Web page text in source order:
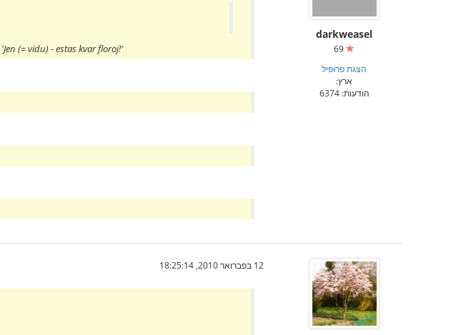
darkweasel
הצגת פרופיל
ארץ:
הודעות: 6374
'Jen (= vidu) - estas kvar floroj!'
12 בפברואר 2010, 18:25:14